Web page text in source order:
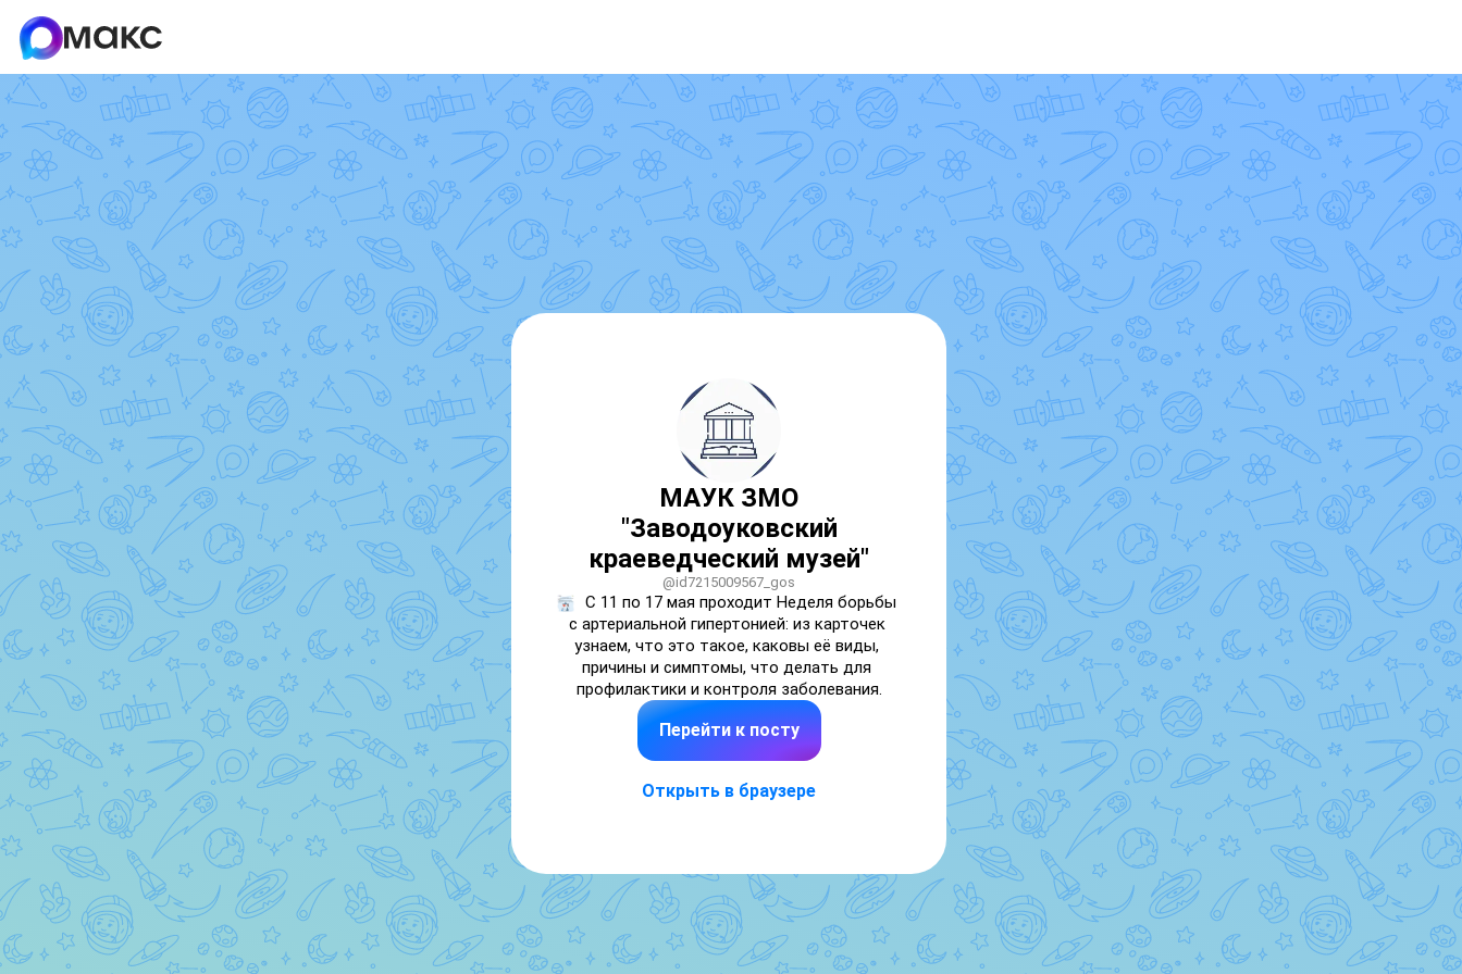
МАУК ЗМО
"Заводоуковский
краеведческий музей"
@id7215009567_gos
С 11 по 17 мая проходит Неделя борьбы
с артериальной гипертонией: из карточек
узнаем, что это такое, каковы её виды,
причины и симптомы, что делать для
профилактики и контроля заболевания.
Перейти к посту
Открыть в браузере